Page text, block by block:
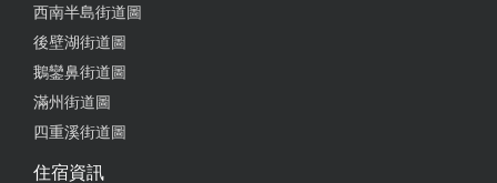
西南半島街道圖
後壁湖街道圖
鵝鑾鼻街道圖
滿州街道圖
四重溪街道圖
住宿資訊